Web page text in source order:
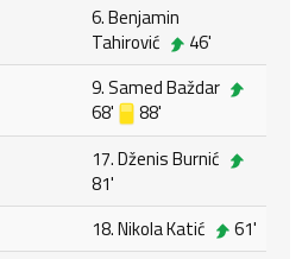
6. Benjamin
Tahirović
46'
9. Samed Baždar
68'
88'
17. Dženis Burnić
81'
18. Nikola Katić
61'